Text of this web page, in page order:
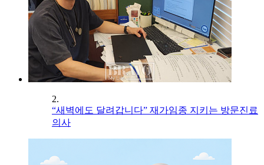
2.
“새벽에도 달려갑니다” 재가임종 지키는 방문진료
의사